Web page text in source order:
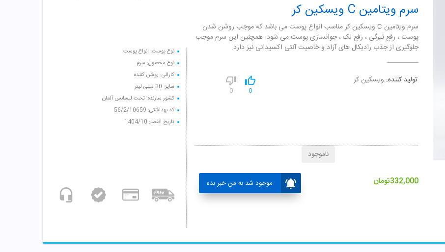
نوع پوست: انواع پوست
نوع محصول: سرم
کارائی: روشن کننده
سایز: 30 میلی لیتر
کشور سازنده: تحت لیسانس آلمان
کد بهداشتی: 56/2/10659
تاریخ انقضا: 1404/10
سرم ویتامین C ویسکین کر
سرم ویتامین C ویسکین کر مناسب انواع پوست می باشد که موجب روشن شدن
پوست ، رفع تیرگی ، رفع لک ، جوانسازی پوست می شود. همچنین این سرم موجب
جلوگیری از جذب رادیکال های آزاد و خاصیت آنتی اکسیدانی نیز دارد.
تولید کننده: ویسکین کر
0
0
332,000تومان موجود شد به من خبر بده
ناموجود